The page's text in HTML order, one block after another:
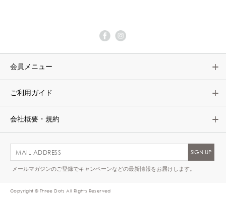
会員メニュー
ご利用ガイド
会社概要・規約
メールマガジンのご登録でキャンペーンなどの最新情報をお届けします。
Copyright © Three Dots All Rights Reserved